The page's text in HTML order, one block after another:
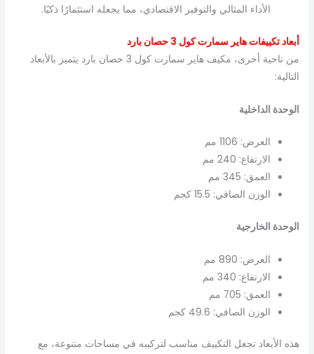
الأداء المثالي والتوفير الاقتصادي، مما يجعله استثمارًا ذكيًا.
أبعاد تكييفات هاير سمارت كول 3 حصان بارد
من ناحية أخرى، مكيف هاير سمارت كول 3 حصان بارد يتميز بالأبعاد
التالية:
الوحدة الداخلية
العرض: 1106 مم
الارتفاع: 240 مم
العمق: 345 مم
الوزن الصافي: 15.5 كجم
الوحدة الخارجية
العرض: 890 مم
الارتفاع: 340 مم
العمق: 705 مم
الوزن الصافي: 49.6 كجم
هذه الأبعاد تجعل التكييف مناسب لتركيبه في مساحات متنوعة، مع